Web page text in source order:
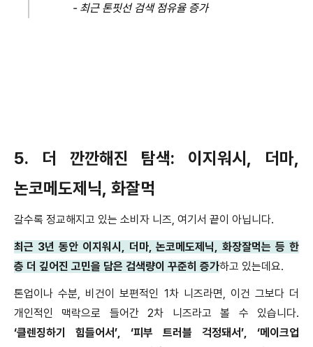
- 최근 톤핏선 검색 점유율 증가
5. 더 깐깐해진 탐색: 이지워시, 더마,
논코메도제닉, 화잘먹
갈수록 정교해지고 있는 소비자 니즈, 여기서 끝이 아닙니다.
최근 3년 동안 이지워시 , 더마,논코메도제닉,화장잘먹는 등 한
층 더 깊어진 고민을 담은 검색량이 꾸준히 증가하고 있는데요.
톤업이나 수분 비건이 보편적인 1차 니즈라면
이건 그보다 더
개인적인 맥락으로 들어간2차 니즈라고 볼 수 있습니다.
‘클렌징하기 힘들어서’, ‘피부 트러블 걱정돼서’, ‘메이크업